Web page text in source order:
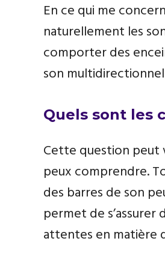
En ce qui me
naturellement les
comporter des
son
Quels sont les
Cette question peut
peux comprendre.
des barres de son
permet de
attentes en matière